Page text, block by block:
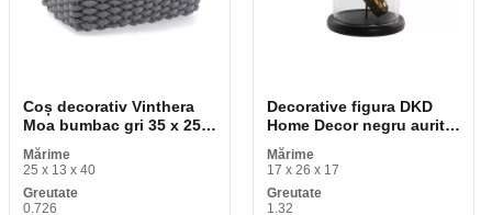
Coș decorativ Vinthera
Moa bumbac gri 35 x 25 x
13 cm
Mărime
25 x 13 x 40
Greutate
0.726
Decorative figura DKD
Home Decor negru aurit
fluturi 17 x 17 x 26 cm
Mărime
17 x 26 x 17
Greutate
1.32